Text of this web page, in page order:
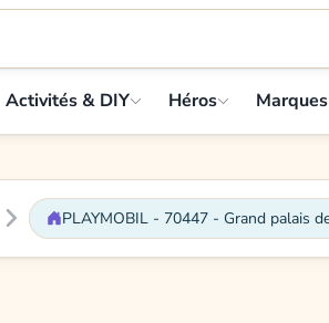
Activités & DIY Héros Marques
PLAYMOBIL - 70447 - Grand palais